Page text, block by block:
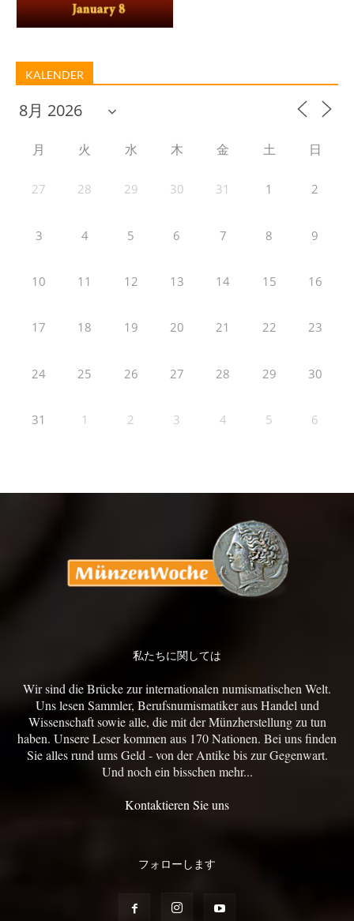
KALENDER
月 火 水 木 金 土 日
27 28 29 30 31 1 2
3 4 5 6 7 8 9
10 11 12 13 14 15 16
17 18 19 20 21 22 23
24 25 26 27 28 29 30
31 1 2 3 4 5 6
私たちに関しては
Wir sind die Brücke zur internationalen numismatischen Welt.
Uns lesen Sammler, Berufsnumismatiker aus Handel und
Wissenschaft sowie alle, die mit der Münzherstellung zu tun
haben. Unsere Leser kommen aus 170 Nationen. Bei uns finden
Sie alles rund ums Geld - von der Antike bis zur Gegenwart.
Und noch ein bisschen mehr...
Kontaktieren Sie uns
フォローします